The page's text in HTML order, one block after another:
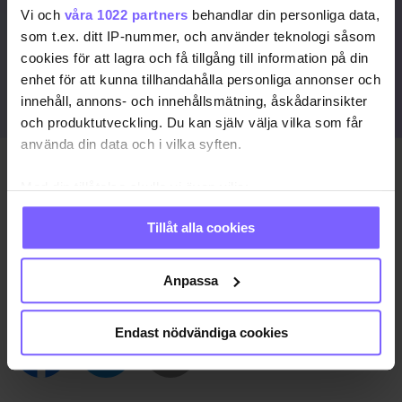
Vi och våra 1022 partners behandlar din personliga data,
som t.ex. ditt IP-nummer, och använder teknologi såsom
cookies för att lagra och få tillgång till information på din
enhet för att kunna tillhandahålla personliga annonser och
innehåll, annons- och innehållsmätning, åskådarinsikter
och produktutveckling. Du kan själv välja vilka som får
använda din data och i vilka syften.
Med din tillåtelse skulle vi även vilja:
Samla in information om din geografiska plats
som kan ha en noggrannhet på upp till flera meter
Identifiera din enhet genom att aktivt skanna den
för specifika kännetecken (fingeravtryck)
Ta reda på mer om hur dina personliga uppgifter
Du kan ändra eller dra tillbaka ditt samtycke när som
helst från cookie-förklaringen.
Tillåt alla cookies
Anpassa
Endast nödvändiga cookies
JA, JAG VILL LÄSA HELA ARTIKELN
Redan prenumerant?
LOGGA IN HÄR!
Uppdaterad 2021-10-08
NOBELPRIS RYSSLAND TJETJENIEN
DELA DEN HÄR ARTIKELN